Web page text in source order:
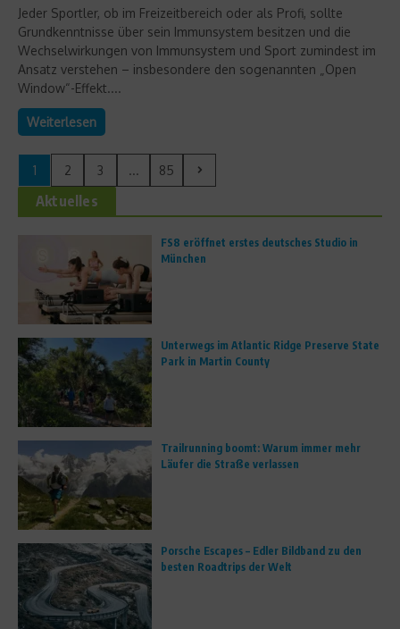
Jeder Sportler, ob im Freizeitbereich oder als Profi, sollte
Grundkenntnisse über sein Immunsystem besitzen und die
Wechselwirkungen von Immunsystem und Sport zumindest im
Ansatz verstehen – insbesondere den sogenannten „Open
Window“-Effekt....
Weiterlesen
1 2 3 ... 85
Aktuelles
FS8 eröffnet erstes deutsches Studio in
München
Unterwegs im Atlantic Ridge Preserve State
Park in Martin County
Trailrunning boomt: Warum immer mehr
Läufer die Straße verlassen
Porsche Escapes – Edler Bildband zu den
besten Roadtrips der Welt